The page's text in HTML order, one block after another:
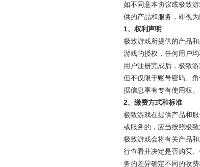
如不同意本协议或极致
供的产品和服务，即视
1、权利声明
极致游戏所提供的产品
游戏的授权，任何用户
用户注册完成后，极致
但不仅限于账号密码、
据信息享有专有使用权。
2、缴费方式和标准
极致游戏在提供产品和
或服务的，应当按照极
极致游戏会将有关产品
行查看并决定是否购买
务的差异确定不同的收费